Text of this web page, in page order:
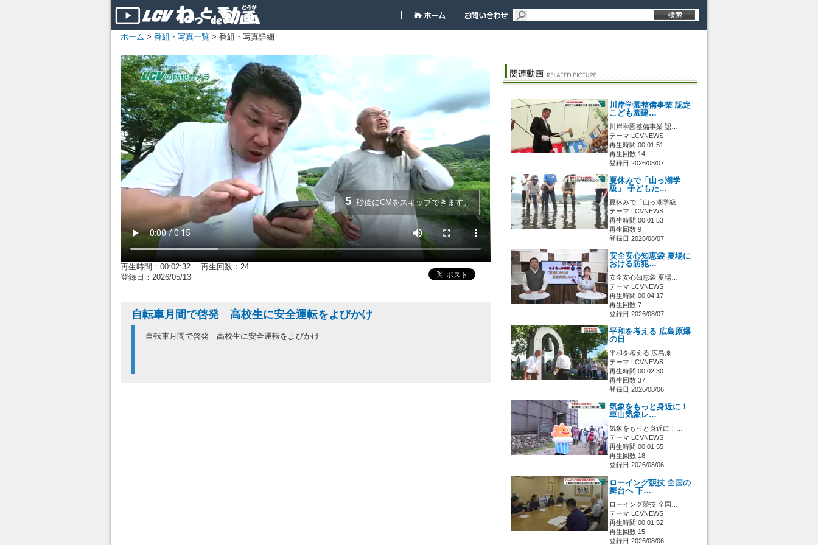
ホーム > 番組・写真一覧 > 番組・写真詳細
5 秒後にCMをスキップできます。
再生時間：00:02:32 再生回数：24
登録日：2026/05/13
自転車月間で啓発 高校生に安全運転をよびかけ
自転車月間で啓発 高校生に安全運転をよびかけ
川岸学園整備事業 認定
こども園建…
川岸学園整備事業 認…
テーマ LCVNEWS
再生時間 00:01:51
再生回数 14
登録日 2026/08/07
夏休みで「山っ湖学
級」 子どもた…
夏休みで「山っ湖学級…
テーマ LCVNEWS
再生時間 00:01:53
再生回数 9
登録日 2026/08/07
安全安心知恵袋 夏場に
おける防犯…
安全安心知恵袋 夏場…
テーマ LCVNEWS
再生時間 00:04:17
再生回数 7
登録日 2026/08/07
平和を考える 広島原爆
の日
平和を考える 広島原…
テーマ LCVNEWS
再生時間 00:02:30
再生回数 37
登録日 2026/08/06
気象をもっと身近に！
車山気象レ…
気象をもっと身近に！…
テーマ LCVNEWS
再生時間 00:01:55
再生回数 18
登録日 2026/08/06
ローイング競技 全国の
舞台へ 下…
ローイング競技 全国…
テーマ LCVNEWS
再生時間 00:01:52
再生回数 15
登録日 2026/08/06